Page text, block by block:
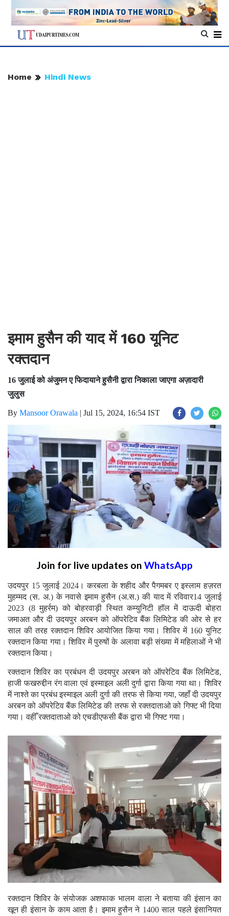
Home Hindi News
इमाम हुसैन की याद में 160 यूनिट
रक्तदान
16 जुलाई को अंजुमन ए फिदायाने हुसैनी द्वारा निकाला जाएगा अज़ादारी
जुलुस
By Mansoor Orawala | Jul 15, 2024, 16:54 IST
Join for live updates on WhatsApp
उदयपुर 15 जुलाई 2024। करबला के शहीद और पैगमबर ए इस्लाम हज़रत
मुहम्मद (स. अ.) के नवासे इमाम हुसैन (अ.स.) की याद में रविवार14 जुलाई
2023 (8 मुहर्रम) को बोहरवाड़ी स्थित कम्युनिटी हॉल में दाऊदी बोहरा
जमाअत और दी उदयपुर अरबन को ऑपरेटिव बैंक लिमिटेड की ओर से हर
साल की तरह रक्तदान शिविर आयोजित किया गया। शिविर में 160 युनिट
रक्तदान किया गया। शिविर में पुरुषों के अलावा बड़ी संख्या में महिलाओं ने भी
रक्तदान किया।
रक्तदान शिविर का प्रबंधन दी उदयपुर अरबन को ऑपरेटिव बैंक लिमिटेड,
हाजी फखरुद्दीन रंग वाला एवं इस्माइल अली दुर्गा द्वारा किया गया था। शिविर
में नाश्ते का प्रबंध इस्माइल अली दुर्गा की तरफ से किया गया, जहाँ दी उदयपुर
अरबन को ऑपरेटिव बैंक लिमिटेड की तरफ से रक्तदाताओ को गिफ्ट भी दिया
गया। वहीँ रक्तदाताओ को एचडीएफसी बैंक द्वारा भी गिफ्ट गया।
रक्तदान शिविर के संयोजक अशफाक भालम वाला ने बताया की इंसान का
खून ही इंसान के काम आता है। इमाम हुसैन ने 1400 साल पहले इंसानियत